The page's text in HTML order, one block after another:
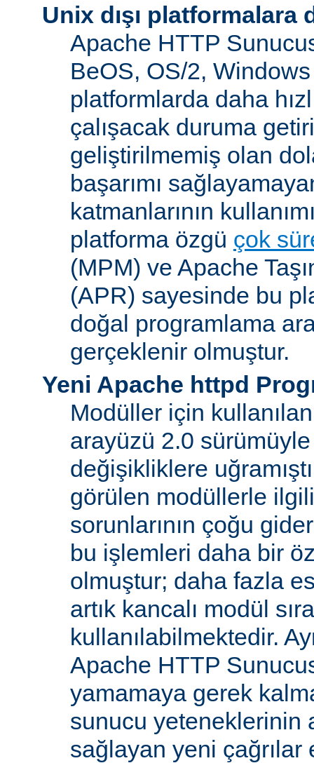
Unix dışı platformalara
Apache HTTP
BeOS, OS/2,
platformlarda daha
çalışacak duruma
geliştirilmemiş olan
başarımı
katmanlarının
platforma özgü çok
(MPM) ve Apache
(APR) sayesinde bu
doğal programlama
gerçeklenir olmuştur.
Yeni Apache httpd
Modüller için
arayüzü 2.0
değişikliklere
görülen modüllerle
sorunlarının çoğu
bu işlemleri daha bir
olmuştur; daha fazla
artık kancalı modül
kullanılabilmektedir.
Apache HTTP
yamamaya gerek
sunucu yeteneklerinin
sağlayan yeni çağrılar